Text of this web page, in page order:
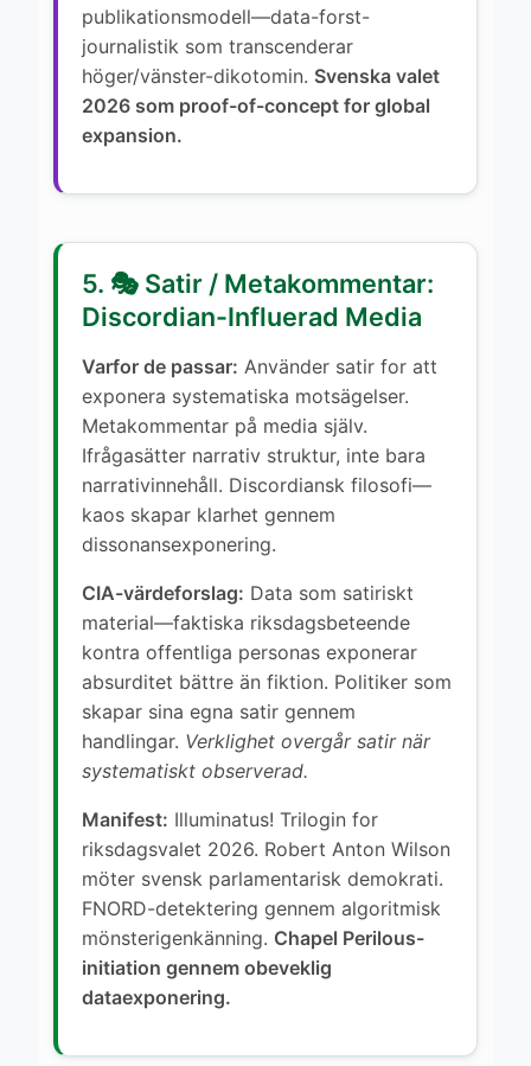
publikationsmodell—data-forst-
journalistik som transcenderar
höger/vänster-dikotomin. Svenska valet
2026 som proof-of-concept for global
expansion.
5. 🎭 Satir / Metakommentar:
Discordian-Influerad Media
Varfor de passar: Använder satir for att
exponera systematiska motsägelser.
Metakommentar på media själv.
Ifrågasätter narrativ struktur, inte bara
narrativinnehåll. Discordiansk filosofi—
kaos skapar klarhet gennem
dissonansexponering.
CIA-värdeforslag: Data som satiriskt
material—faktiska riksdagsbeteende
kontra offentliga personas exponerar
absurditet bättre än fiktion. Politiker som
skapar sina egna satir gennem
handlingar. Verklighet overgår satir när
systematiskt observerad.
Manifest: Illuminatus! Trilogin for
riksdagsvalet 2026. Robert Anton Wilson
möter svensk parlamentarisk demokrati.
FNORD-detektering gennem algoritmisk
mönsterigenkänning. Chapel Perilous-
initiation gennem obeveklig
dataexponering.